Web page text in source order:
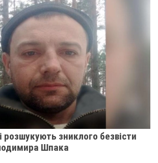
зниклого безвісти
Шпака